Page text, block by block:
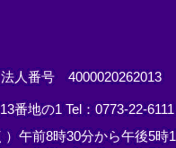
法人番号 4000020262013
番地の1 Tel：0773-22-
午前8時30分から午後5時